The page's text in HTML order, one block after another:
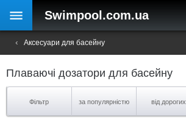
Swimpool .com.ua
Аксесуари для басейну
Плаваючі дозатори для басейну
Фільтр за популярністю від дорогих